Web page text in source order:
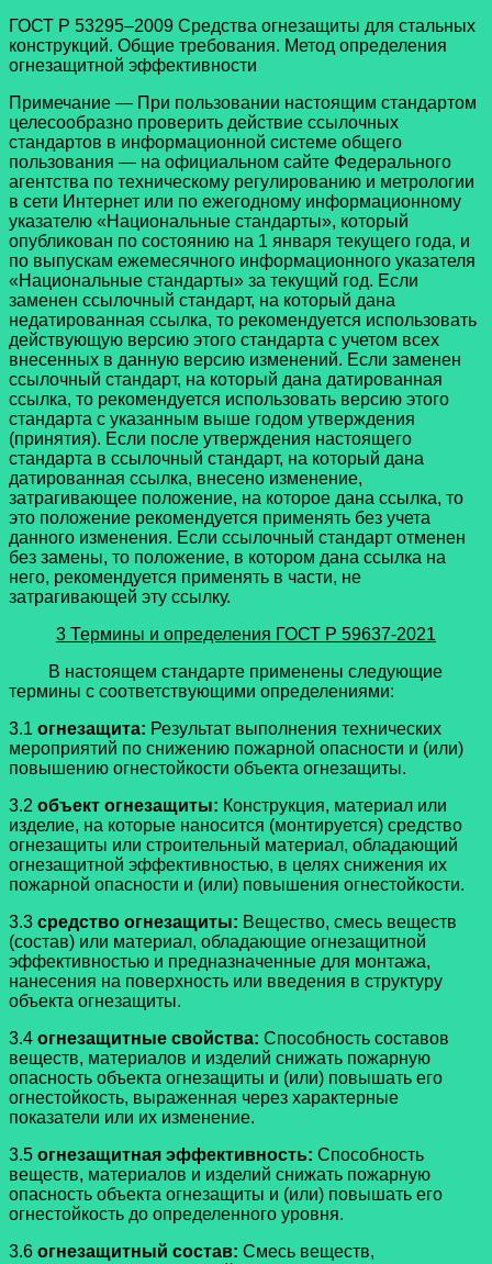
ГОСТ Р 53295–2009 Средства огнезащиты для стальных
конструкций. Общие требования. Метод определения
огнезащитной эффективности
Примечание — При пользовании настоящим стандартом
целесообразно проверить действие ссылочных
стандартов в информационной системе общего
пользования — на официальном сайте Федерального
агентства по техническому регулированию и метрологии
в сети Интернет или по ежегодному информационному
указателю «Национальные стандарты», который
опубликован по состоянию на 1 января текущего года, и
по выпускам ежемесячного информационного указателя
«Национальные стандарты» за текущий год. Если
заменен ссылочный стандарт, на который дана
недатированная ссылка, то рекомендуется использовать
действующую версию этого стандарта с учетом всех
внесенных в данную версию изменений. Если заменен
ссылочный стандарт, на который дана датированная
ссылка, то рекомендуется использовать версию этого
стандарта с указанным выше годом утверждения
(принятия). Если после утверждения настоящего
стандарта в ссылочный стандарт, на который дана
датированная ссылка, внесено изменение,
затрагивающее положение, на которое дана ссылка, то
это положение рекомендуется применять без учета
данного изменения. Если ссылочный стандарт отменен
без замены, то положение, в котором дана ссылка на
него, рекомендуется применять в части, не
затрагивающей эту ссылку.
3 Термины и определения ГОСТ Р 59637-2021
В настоящем стандарте применены следующие
термины с соответствующими определениями:
3.1 огнезащита: Результат выполнения технических
мероприятий по снижению пожарной опасности и (или)
повышению огнестойкости объекта огнезащиты.
3.2 объект огнезащиты: Конструкция, материал или
изделие, на которые наносится (монтируется) средство
огнезащиты или строительный материал, обладающий
огнезащитной эффективностью, в целях снижения их
пожарной опасности и (или) повышения огнестойкости.
3.3 средство огнезащиты: Вещество, смесь веществ
(состав) или материал, обладающие огнезащитной
эффективностью и предназначенные для монтажа,
нанесения на поверхность или введения в структуру
объекта огнезащиты.
3.4 огнезащитные свойства: Способность составов
веществ, материалов и изделий снижать пожарную
опасность объекта огнезащиты и (или) повышать его
огнестойкость, выраженная через характерные
показатели или их изменение.
3.5 огнезащитная эффективность: Способность
веществ, материалов и изделий снижать пожарную
опасность объекта огнезащиты и (или) повышать его
огнестойкость до определенного уровня.
3.6 огнезащитный состав: Смесь веществ,